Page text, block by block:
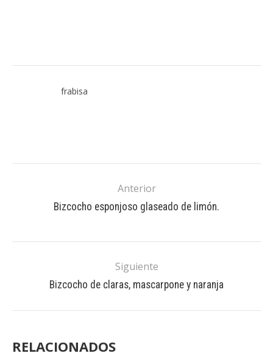
frabisa
Anterior
Bizcocho esponjoso glaseado de limón.
Siguiente
Bizcocho de claras, mascarpone y naranja
RELACIONADOS